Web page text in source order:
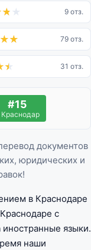
9 отз.
79 отз.
31 отз.
#15
Краснодар
документов
юридических и
в Краснодаре
с
языки.
наши